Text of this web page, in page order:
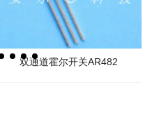
双通道霍尔开关AR482